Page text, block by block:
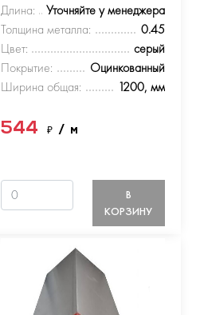
Длина:
Уточняйте у менеджера
Толщина металла:
0.45
Цвет:
серый
Покрытие:
Оцинкованный
Ширина общая:
1200, мм
544 ₽ / м
В
КОРЗИНУ